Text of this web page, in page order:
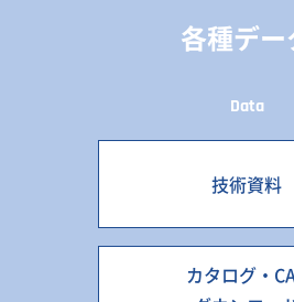
各種デー
Data
技術資料
カタログ・